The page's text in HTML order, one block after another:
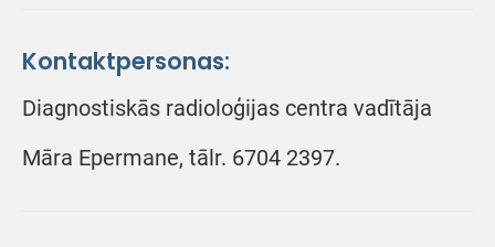
Kontaktpersonas:
Diagnostiskās radioloģijas centra vadītāja
Māra Epermane, tālr. 6704 2397.